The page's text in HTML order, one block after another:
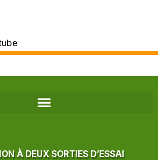
À DEUX SORTIES D’ESSAI